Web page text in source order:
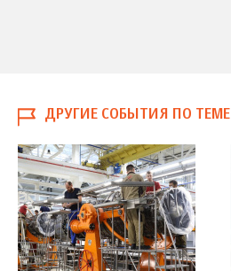
ДРУГИЕ СОБЫТИЯ ПО ТЕМЕ